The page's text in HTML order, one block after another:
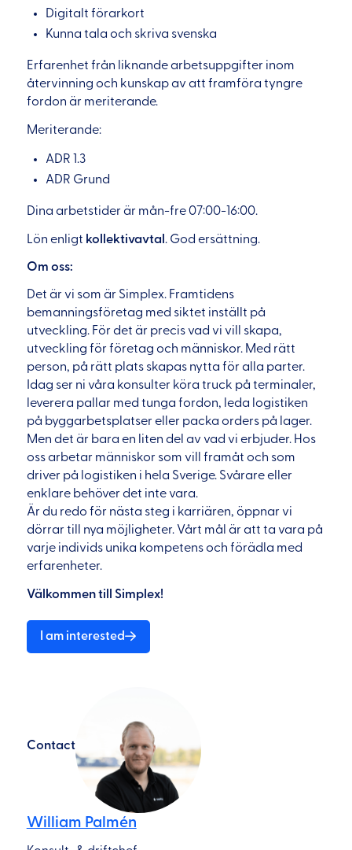
Digitalt förarkort
Kunna tala och skriva svenska
Erfarenhet från liknande arbetsuppgifter inom
återvinning och kunskap av att framföra tyngre
fordon är meriterande.
Meriterande:
ADR 1.3
ADR Grund
Dina arbetstider är mån-fre 07:00-16:00.
Lön enligt kollektivavtal . God ersättning.
Om oss:
Det är vi som är Simplex. Framtidens
bemanningsföretag med siktet inställt på
utveckling. För det är precis vad vi vill skapa,
utveckling för företag och människor. Med rätt
person, på rätt plats skapas nytta för alla parter.
Idag ser ni våra konsulter köra truck på terminaler,
leverera pallar med tunga fordon, leda logistiken
på byggarbetsplatser eller packa orders på lager.
Men det är bara en liten del av vad vi erbjuder. Hos
oss arbetar människor som vill framåt och som
driver på logistiken i hela Sverige. Svårare eller
enklare behöver det inte vara.
Är du redo för nästa steg i karriären, öppnar vi
dörrar till nya möjligheter. Vårt mål är att ta vara på
varje individs unika kompetens och förädla med
erfarenheter.
Välkommen till Simplex!
I am interested
Contact
William Palmén